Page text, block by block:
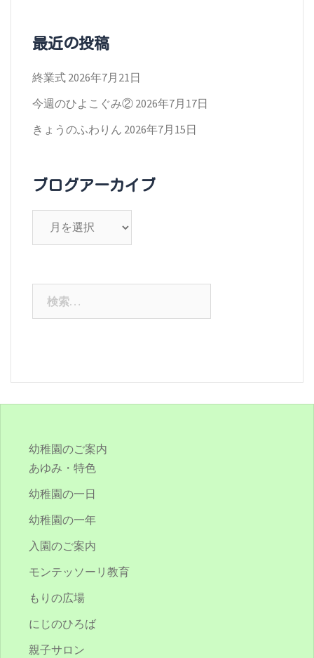
最近の投稿
終業式 2026年7月21日
今週のひよこぐみ② 2026年7月17日
きょうのふわりん 2026年7月15日
ブログアーカイブ
幼稚園のご案内
あゆみ・特色
幼稚園の一日
幼稚園の一年
入園のご案内
モンテッソーリ教育
もりの広場
にじのひろば
親子サロン